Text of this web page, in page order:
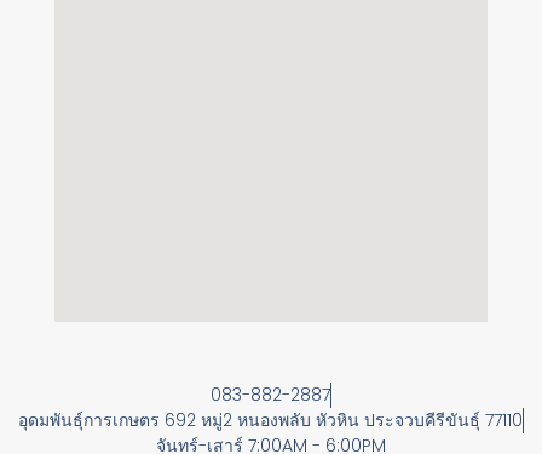
083-882-2887
อุดมพันธุ์การเกษตร 692 หมู่2 หนองพลับ หัวหิน ประจวบคีรีขันธุ์ 77110
จันทร์-เสาร์ 7:00AM - 6:00PM